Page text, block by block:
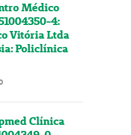
Médico
4:
Vitória Ltda
Policlínica
Clínica